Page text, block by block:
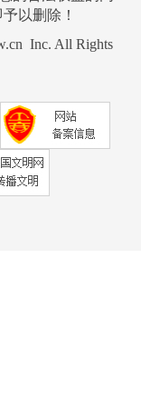
以删除！
Inc. All Rights